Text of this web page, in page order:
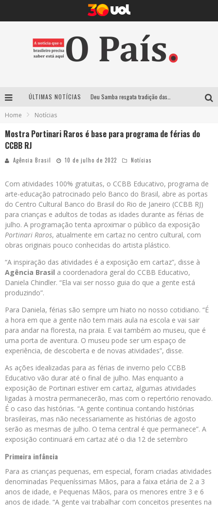
ÚLTIMAS NOTÍCIAS
Maior Campeonato de Drift da América Latina retorna ao Mega Space em março
Home Notícias
Mostra Portinari Raros é base para programa de férias do
CCBB RJ
Agência Brasil 10 de julho de 2022 Notícias
Com atividades 100% gratuitas, o CCBB Educativo, programa de
arte-educação patrocinado pelo Banco do Brasil, abre as portas
do Centro Cultural Banco do Brasil do Rio de Janeiro (CCBB RJ)
para crianças e adultos de todas as idades durante as férias de
julho. A programação tenta aproximar o público da exposição
Portinari Raros, atualmente em cartaz no centro cultural, com
obras originais pouco conhecidas do artista plástico.
“A inspiração das atividades é a exposição em cartaz”, disse à
Agência Brasil a coordenadora geral do CCBB Educativo,
Daniela Chindler. “Ela vai ser nosso guia do que a gente está
produzindo”.
Para Daniela, férias são sempre um hiato no nosso cotidiano. “É
a hora em que a gente não tem mais aula na escola e vai sair
para andar na floresta, na praia. E vai também ao museu, que é
uma porta de aventura. O museu pode ser um espaço de
experiência, de descoberta e de novas atividades”, disse.
As ações idealizadas para as férias de inverno pelo CCBB
Educativo vão durar até o final de julho. Mas enquanto a
exposição de Portinari estiver em cartaz, algumas atividades
ligadas à mostra permanecerão, mas com o repertório renovado.
É o caso das histórias. “A gente continua contando histórias
brasileiras, mas não necessariamente as histórias de agosto
serão as mesmas de julho. O tema central é que permanece”. A
exposição continuará em cartaz até o dia 12 de setembro
Primeira infância
Para as crianças pequenas, em especial, foram criadas atividades
denominadas Pequeníssimas Mãos, para a faixa etária de 2 a 3
anos de idade, e Pequenas Mãos, para os menores entre 3 e 6
anos de idade. “A gente vai trabalhar com conceitos presentes na